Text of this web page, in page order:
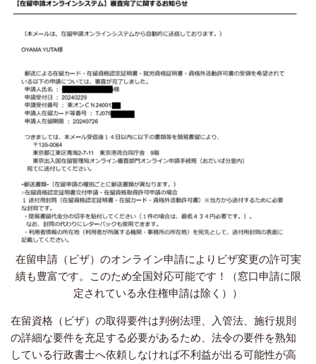
在留申請（ビザ）のオンライン申請によりビザ変更の許可実
績も豊富です。このため全国対応可能です！（窓口申請に限
定されている永住権申請は除く））
在留資格（ビザ）の取得要件は判例法理、入管法、施行規則
の詳細な要件を充足する必要があるため、法令の要件を熟知
している行政書士へ依頼しなければ不利益が出る可能性が高